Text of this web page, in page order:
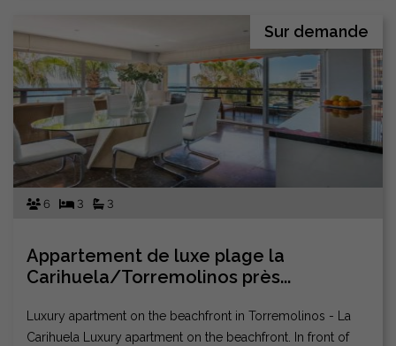
Sur demande
6 3 3
Appartement de luxe plage la
Carihuela/Torremolinos près...
Luxury apartment on the beachfront in Torremolinos - La
Carihuela Luxury apartment on the beachfront. In front of